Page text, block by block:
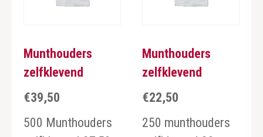
Munthouders
zelfklevend
€39,50
500 Munthouders
Munthouders
zelfklevend
€22,50
250 munthouders